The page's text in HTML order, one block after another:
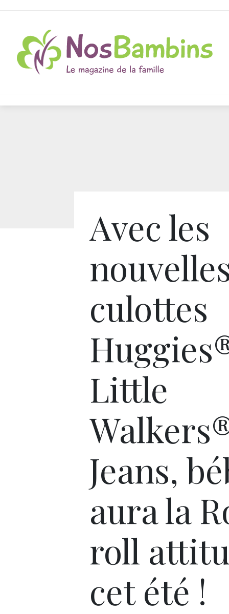
Avec les
culottes
Little
Jeans,
aura la
roll
cet été !